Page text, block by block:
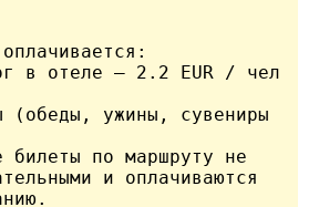
в отеле — 2.2 EUR / чел
(обеды, ужины, сувениры
билеты по маршруту не
и оплачиваются